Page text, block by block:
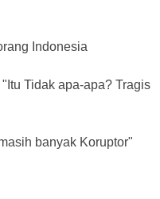
Indonesia
Tidak apa-apa? Tragis
banyak Koruptor"